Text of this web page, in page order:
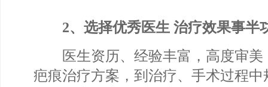
2、选择优秀医生 治疗效果事半
医生资历、经验丰富，高度审美
疤痕治疗方案，到治疗、手术过程